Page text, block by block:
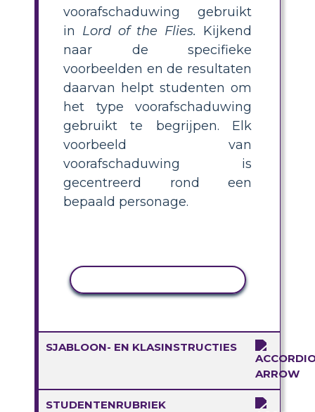
voorafschaduwing gebruikt
in Lord of the Flies. Kijkend
naar de specifieke
voorbeelden en de resultaten
daarvan helpt studenten om
het type voorafschaduwing
gebruikt te begrijpen. Elk
voorbeeld van
voorafschaduwing is
gecentreerd rond een
bepaald personage.
SJABLOON- EN KLASINSTRUCTIES
STUDENTENRUBRIEK